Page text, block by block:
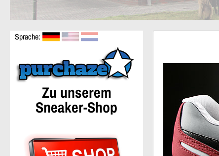
Sprache:
Zu unserem
Sneaker-Shop